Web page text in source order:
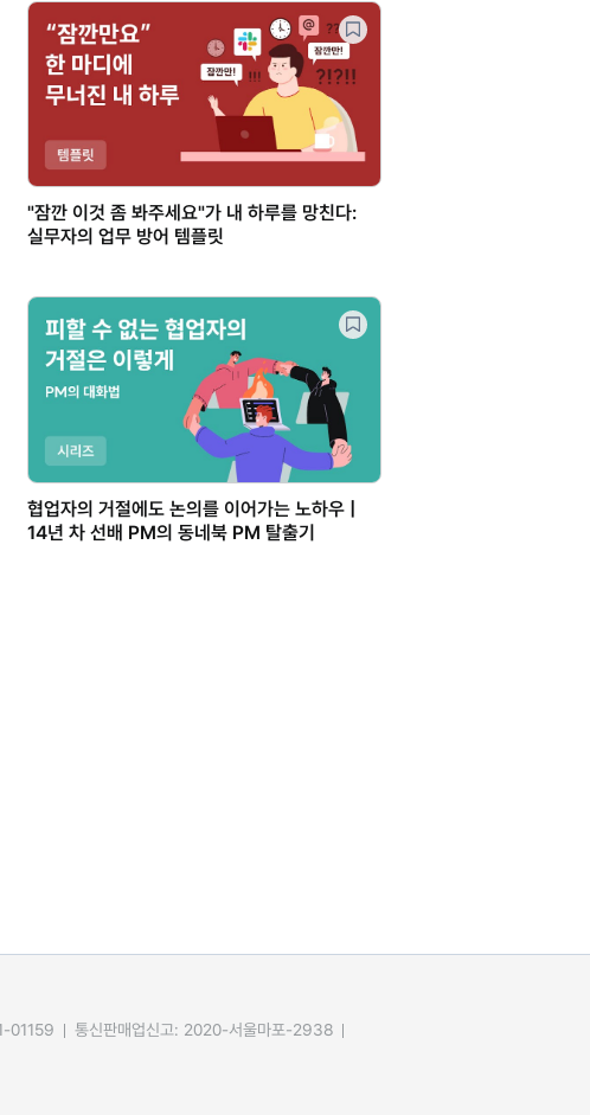
"잠깐 이것 좀 봐주세요"가 내 하루를 망친다:
실무자의 업무 방어 템플릿
협업자의 거절에도 논의를 이어가는 노하우 |
14년 차 선배 PM의 동네북 PM 탈출기
01159
통신판매업신고: 2020-서울마포-2938